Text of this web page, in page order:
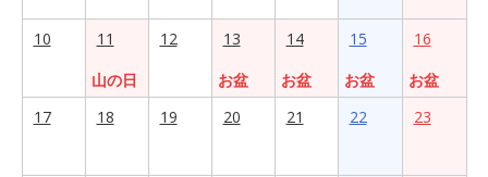
10
11
山の日
12
13
お盆
14
お盆
15
お盆
16
お盆
17
18 19 20 21 22 23